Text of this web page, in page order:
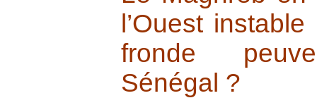
l’Ouest
fronde
Sénégal ?